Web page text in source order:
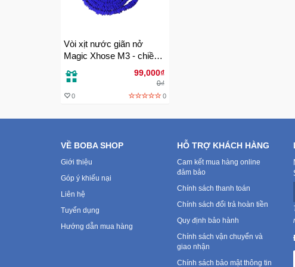
Vòi xịt nước giãn nở
Magic Xhose M3 - chiều
99,000₫
0₫
0 0
VỀ BOBA SHOP
Giới thiệu
Góp ý khiếu nại
Liên hệ
Tuyển dụng
Hướng dẫn mua hàng
HỖ TRỢ KHÁCH HÀNG
Cam kết mua hàng online
đảm bảo
Chính sách thanh toán
Chính sách đổi trả hoàn tiền
Quy định bảo hành
Chính sách vận chuyển và
giao nhận
Chính sách bảo mật thông tin